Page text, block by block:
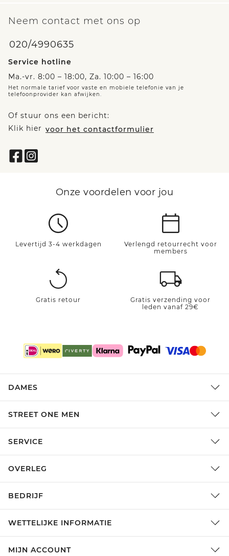
Neem contact met ons op
020/4990635
Service hotline
Ma.-vr. 8:00 – 18:00, Za. 10:00 – 16:00
Het normale tarief voor vaste en mobiele telefonie van je
telefoonprovider kan afwijken.
Of stuur ons een bericht:
Klik hier voor het contactformulier
Onze voordelen voor jou
Levertijd 3-4 werkdagen
Verlengd retourrecht voor
members
Gratis retour
Gratis verzending voor
leden vanaf 29€
DAMES
STREET ONE MEN
SERVICE
OVERLEG
BEDRIJF
WETTELIJKE INFORMATIE
MIJN ACCOUNT